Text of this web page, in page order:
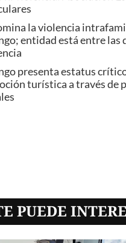
la violencia
entidad está entre las
presenta estatus
turística a través de
PUEDE